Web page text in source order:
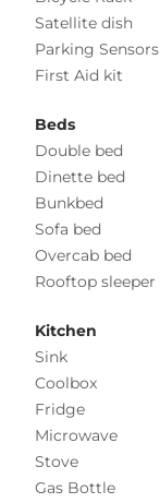
Satellite dish
Parking Sensors
First Aid kit
Beds
Double bed
Dinette bed
Bunkbed
Sofa bed
Overcab bed
Rooftop sleeper
Kitchen
Sink
Coolbox
Fridge
Microwave
Stove
Gas Bottle